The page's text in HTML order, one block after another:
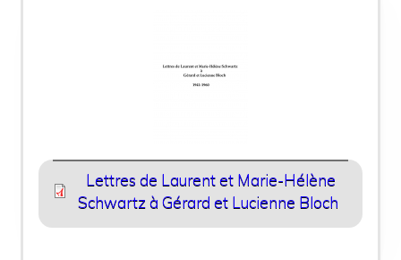
Lettres de Laurent et Marie-Hélène
Schwartz à Gérard et Lucienne Bloch